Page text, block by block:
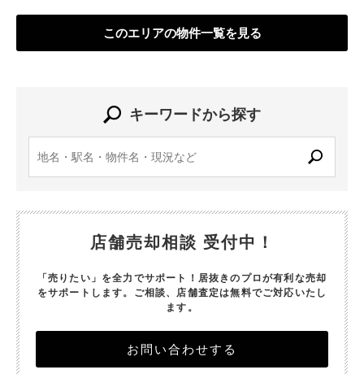
このエリアの物件一覧を見る
キーワードから探す
店舗売却相談 受付中！
「売りたい」を全力でサポート！居抜きのプロが有利な売却
をサポートします。 ご相談、店舗査定は無料でご対応いたし
ます。
お問い合わせする